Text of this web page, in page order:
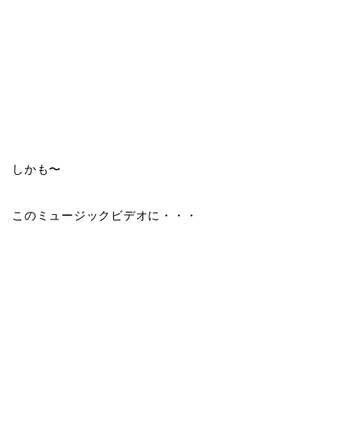
しかも〜
このミュージックビデオに・・・